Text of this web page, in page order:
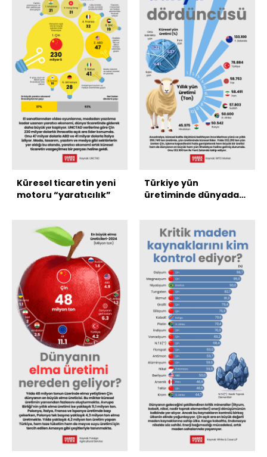
Küresel ticaretin yeni
motoru “yaratıcılık”
Türkiye yün
üretiminde dünyada